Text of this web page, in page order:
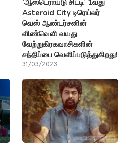
‘ஆஸ்டெராய்டு சிட்டி’ 1வது
Asteroid City டிரெய்லர்
வெஸ் ஆண்டர்சனின்
விண்வெளி வயது
வேற்றுகிரகவாசிகளின்
சந்திப்பை வெளிப்படுத்துகிறது!
31/03/2023